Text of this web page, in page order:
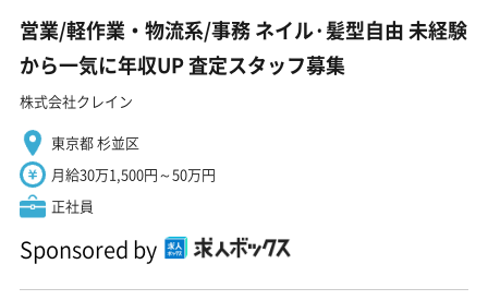
営業/軽作業・物流系/事務 ネイル·髪型自由 未経験
から一気に年収UP 査定スタッフ募集
株式会社クレイン
東京都 杉並区
月給30万1,500円～50万円
正社員
Sponsored by